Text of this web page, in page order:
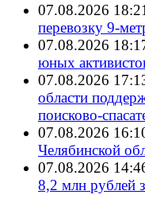
07.08.2026 18:21
перевозку 9-
07.08.2026
юных
07.08.2026
области
07.08.2026
Челябинской
07.08.2026
8,2 млн рублей